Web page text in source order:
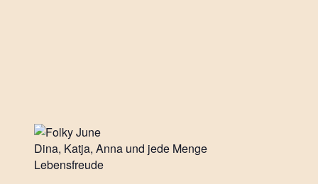
Dina, Katja, Anna und jede Menge
Lebensfreude